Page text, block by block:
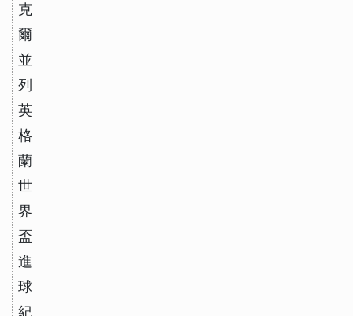
克
爾
並
列
英
格
蘭
世
界
盃
進
球
紀